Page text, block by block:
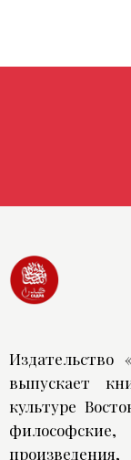
Издательство
выпускает
культуре
философские,